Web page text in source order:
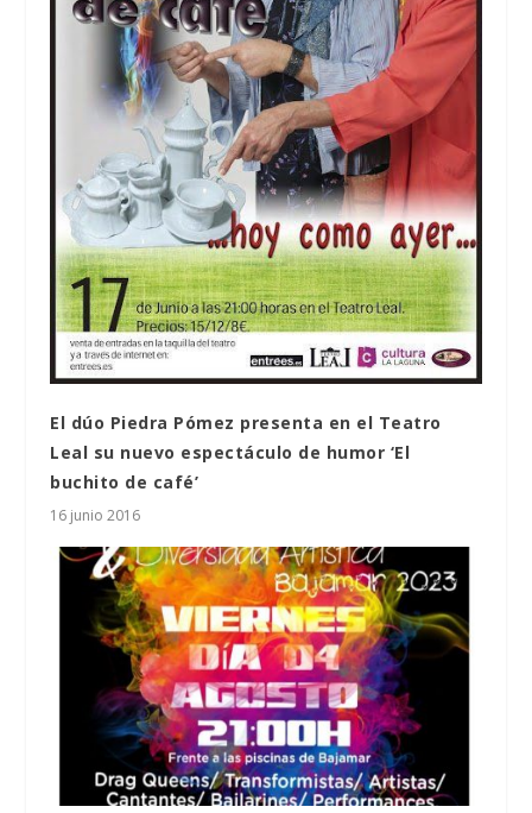
El dúo Piedra Pómez presenta en el Teatro
Leal su nuevo espectáculo de humor ‘El
buchito de café’
16 junio 2016